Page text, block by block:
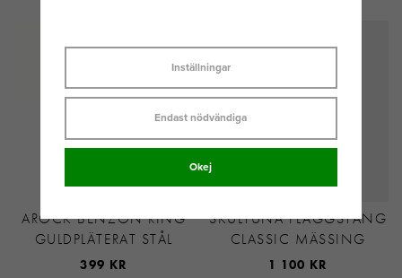
AROCK BENZON RING
GULDPLÄTERAT STÅL
399 KR
SKULTUNA FLAGGSTÅNG
CLASSIC MÄSSING
1 100 KR
Inställningar
Endast nödvändiga
Okej